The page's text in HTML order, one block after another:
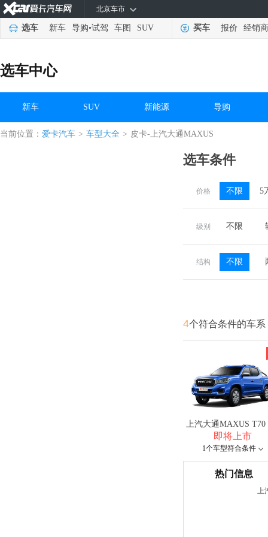
北京车市
选车 新车 导购•试驾 车图 SUV 买车 报价 经销商
选车中心
新车 SUV 新能源 导购
当前位置： 爱卡汽车 > 车型大全 > 皮卡-上汽大通MAXUS
选车条件
价格 不限 5
级别 不限
结构 不限
4个符合条件的车系
上汽大通MAXUS T70
即将上市
1个车型符合条件
热门信息
上